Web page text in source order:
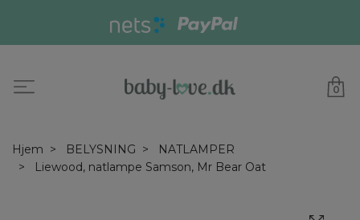
0
Hjem BELYSNING
NATLAMPER
Liewood, natlampe Samson, Mr Bear Oat